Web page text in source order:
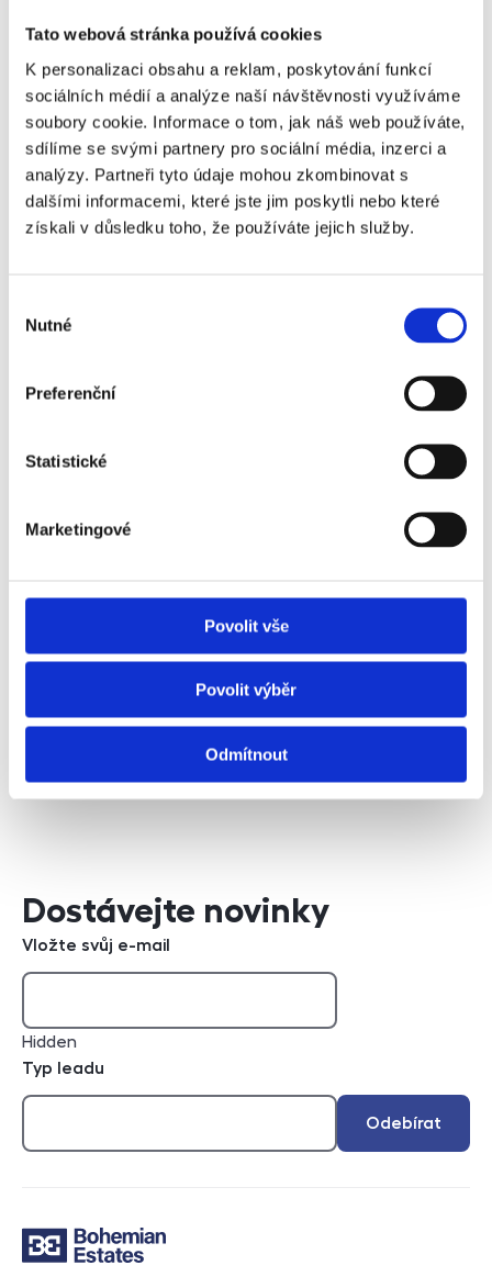
Tato webová stránka používá cookies
K personalizaci obsahu a reklam, poskytování funkcí
sociálních médií a analýze naší návštěvnosti využíváme
soubory cookie. Informace o tom, jak náš web používáte,
sdílíme se svými partnery pro sociální média, inzerci a
analýzy. Partneři tyto údaje mohou zkombinovat s
dalšími informacemi, které jste jim poskytli nebo které
získali v důsledku toho, že používáte jejich služby.
souhlasu
Nutné
Preferenční
Statistické
Marketingové
Povolit vše
Povolit výběr
Odmítnout
Hidden
Typ leadu
Požádat o prohlídku
Bc. Robert Poppl
+420 608 832 362
e-mail
Dostávejte novinky
Vložte svůj e-mail
Hidden
Typ leadu
Odebírat